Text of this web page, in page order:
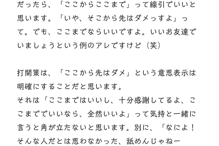
だったら、「ここからここまで」って線引でいいと
思います。「いや、そこから先はダメっすよ」っ
て。でも、ここまでならいいですよ。いいお友達で
いましょうという例のアレですけど（笑）
打開策は、「ここから先はダメ」という意思表示は
明確にすることだと思います。
それは「ここまではいいし、十分感謝してるよ、こ
こまででいいなら、全然いいよ」って気持と一緒に
言うと角が立たないと思います。別に、「なによ！
そんな人だとは思わなかった、舐めんじゃねー